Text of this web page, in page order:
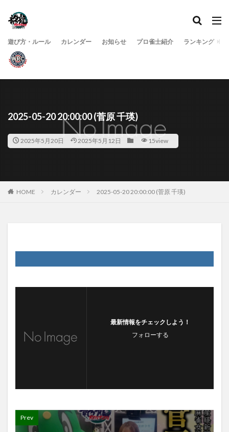
遊び方・ルール カレンダー お知らせ プロ雀士紹介 ランキング
2025-05-20 20:00:00 (菅原 千瑛)
2025年5月20日 2025年5月12日 15view
HOME カレンダー 2025-05-20 20:00:00 (菅原 千瑛)
最新情報をチェックしよう！
フォローする
Prev